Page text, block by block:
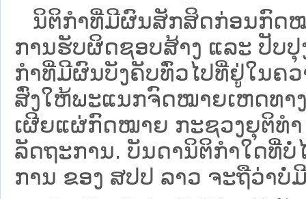
ນິ​ຕິ​ກຳ​ທີ່​ມີ​ຜົນ​ສັກ​ສິດ​ກ່ອນ​ກົດ​ໝ
ການ​ຮັບ​ຜິດ​ຊອບ​ສ້າງ ແລະ ປັບ​
ກໍາທີ່ມີຜົນບັງຄັບທົ່ວໄປທີ່ຢູ່ໃນຄ
ສົ່ງໃຫ້​ພະແນກຈົດ​ໝາຍ​ເຫດ​ທາ
ເຜີຍແຜ່ກົດໝາຍ ກະຊວງຍຸຕິທໍ
ລັດຖະການ. ບັນ​ດາ​ນິ​ຕິ​ກຳ​ໃດ​ທີ່
ການ ຂອງ ສປ​ປ ລາວ ​ຈະຖື​ວ່າ